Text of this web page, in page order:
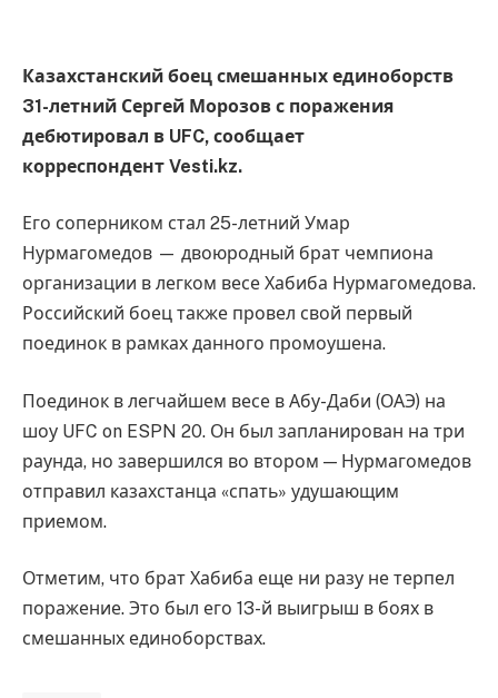
Казахстанский боец смешанных единоборств
31-летний Сергей Морозов с поражения
дебютировал в UFC, сообщает
корреспондент Vesti.kz.
Его соперником стал 25-летний Умар
Нурмагомедов — двоюродный брат чемпиона
организации в легком весе Хабиба Нурмагомедова.
Российский боец также провел свой первый
поединок в рамках данного промоушена.
Поединок в легчайшем весе в Абу-Даби (ОАЭ) на
шоу UFC on ESPN 20. Он был запланирован на три
раунда, но завершился во втором — Нурмагомедов
отправил казахстанца «спать» удушающим
приемом.
Отметим, что брат Хабиба еще ни разу не терпел
поражение. Это был его 13-й выигрыш в боях в
смешанных единоборствах.